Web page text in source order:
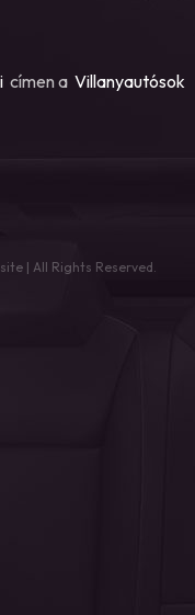
címen a Villanyautósok
| All Rights Reserved.